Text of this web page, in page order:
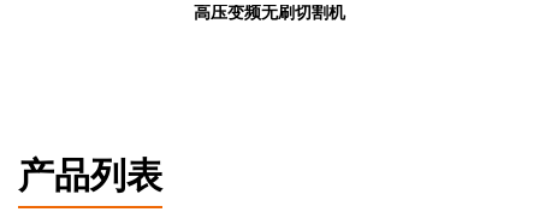
高压变频无刷切割机
产品列表